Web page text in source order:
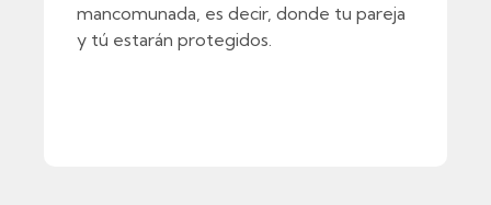
mancomunada, es decir, donde tu pareja
y tú estarán protegidos.